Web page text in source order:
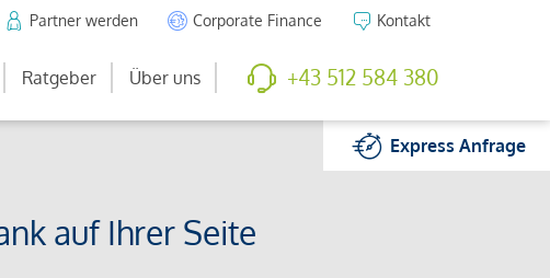
Partner werden Corporate Finance Kontakt
Ratgeber Über uns +43 512 584 380
ExpressAnfrage
auf Ihrer Seite